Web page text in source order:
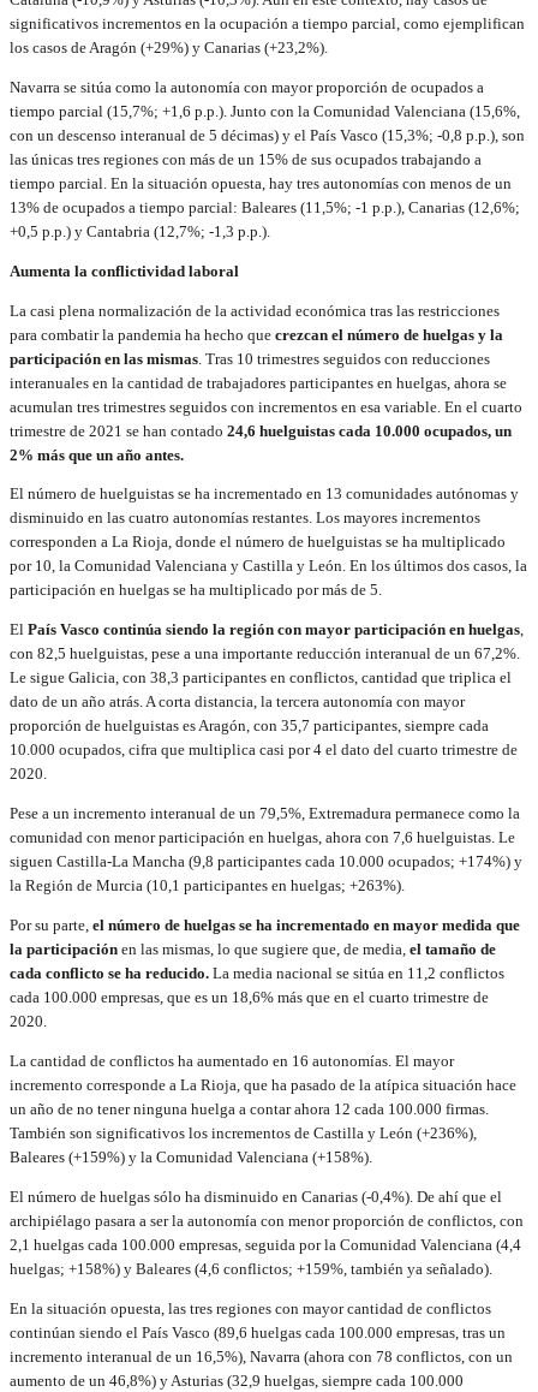
significativos incrementos en la ocupación a tiempo parcial, como ejemplifican
los casos de Aragón (+29%) y Canarias (+23,2%).
Navarra se sitúa como la autonomía con mayor proporción de ocupados a
tiempo parcial (15,7%; +1,6 p.p.). Junto con la Comunidad Valenciana (15,6%,
con un descenso interanual de 5 décimas) y el País Vasco (15,3%; -0,8 p.p.), son
las únicas tres regiones con más de un 15% de sus ocupados trabajando a
tiempo parcial. En la situación opuesta, hay tres autonomías con menos de un
13% de ocupados a tiempo parcial: Baleares (11,5%; -1 p.p.), Canarias (12,6%;
+0,5 p.p.) y Cantabria (12,7%; -1,3 p.p.).
Aumenta la conflictividad laboral
La casi plena normalización de la actividad económica tras las restricciones
para combatir la pandemia ha hecho que crezcan el número de huelgas y la
participación en las mismas . Tras 10 trimestres seguidos con reducciones
interanuales en la cantidad de trabajadores participantes en huelgas, ahora se
acumulan tres trimestres seguidos con incrementos en esa variable. En el cuarto
trimestre de 2021 se han contado 24,6 huelguistas cada 10.000 ocupados, un
2% más que un año antes.
El número de huelguistas se ha incrementado en 13 comunidades autónomas y
disminuido en las cuatro autonomías restantes. Los mayores incrementos
corresponden a La Rioja, donde el número de huelguistas se ha multiplicado
por 10, la Comunidad Valenciana y Castilla y León. En los últimos dos casos, la
participación en huelgas se ha multiplicado por más de 5.
El País Vasco continúa siendo la región con mayor participación en huelgas,
con 82,5 huelguistas, pese a una importante reducción interanual de un 67,2%.
Le sigue Galicia, con 38,3 participantes en conflictos, cantidad que triplica el
dato de un año atrás. A corta distancia, la tercera autonomía con mayor
proporción de huelguistas es Aragón, con 35,7 participantes, siempre cada
10.000 ocupados, cifra que multiplica casi por 4 el dato del cuarto trimestre de
2020.
Pese a un incremento interanual de un 79,5%, Extremadura permanece como la
comunidad con menor participación en huelgas, ahora con 7,6 huelguistas. Le
siguen Castilla-La Mancha (9,8 participantes cada 10.000 ocupados; +174%) y
la Región de Murcia (10,1 participantes en huelgas; +263%).
Por su parte, el número de huelgas se ha incrementado en mayor medida que
la participación en las mismas, lo que sugiere que, de media, el tamaño de
cada conflicto se ha reducido. La media nacional se sitúa en 11,2 conflictos
cada 100.000 empresas, que es un 18,6% más que en el cuarto trimestre de
2020.
La cantidad de conflictos ha aumentado en 16 autonomías. El mayor
incremento corresponde a La Rioja, que ha pasado de la atípica situación hace
un año de no tener ninguna huelga a contar ahora 12 cada 100.000 firmas.
También son significativos los incrementos de Castilla y León (+236%),
Baleares (+159%) y la Comunidad Valenciana (+158%).
El número de huelgas sólo ha disminuido en Canarias (-0,4%). De ahí que el
archipiélago pasara a ser la autonomía con menor proporción de conflictos, con
2,1 huelgas cada 100.000 empresas, seguida por la Comunidad Valenciana (4,4
huelgas; +158%) y Baleares (4,6 conflictos; +159%, también ya señalado).
En la situación opuesta, las tres regiones con mayor cantidad de conflictos
continúan siendo el País Vasco (89,6 huelgas cada 100.000 empresas, tras un
incremento interanual de un 16,5%), Navarra (ahora con 78 conflictos, con un
aumento de un 46,8%) y Asturias (32,9 huelgas, siempre cada 100.000